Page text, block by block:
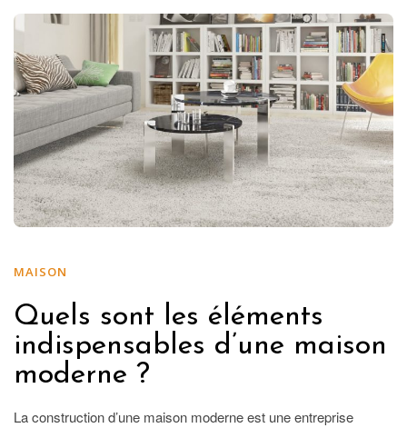
MAISON
Quels sont les éléments
indispensables d’une maison
moderne ?
La construction d’une maison moderne est une entreprise